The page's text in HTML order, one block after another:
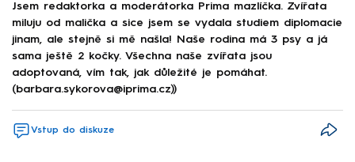
Jsem redaktorka a moderátorka Prima mazlíčka. Zvířata
miluju od malička a sice jsem se vydala studiem diplomacie
jinam, ale stejně si mě našla! Naše rodina má 3 psy a já
sama ještě 2 kočky. Všechna naše zvířata jsou
adoptovaná, vím tak, jak důležité je pomáhat.
(barbara.sykorova@iprima.cz))
Vstup do diskuze